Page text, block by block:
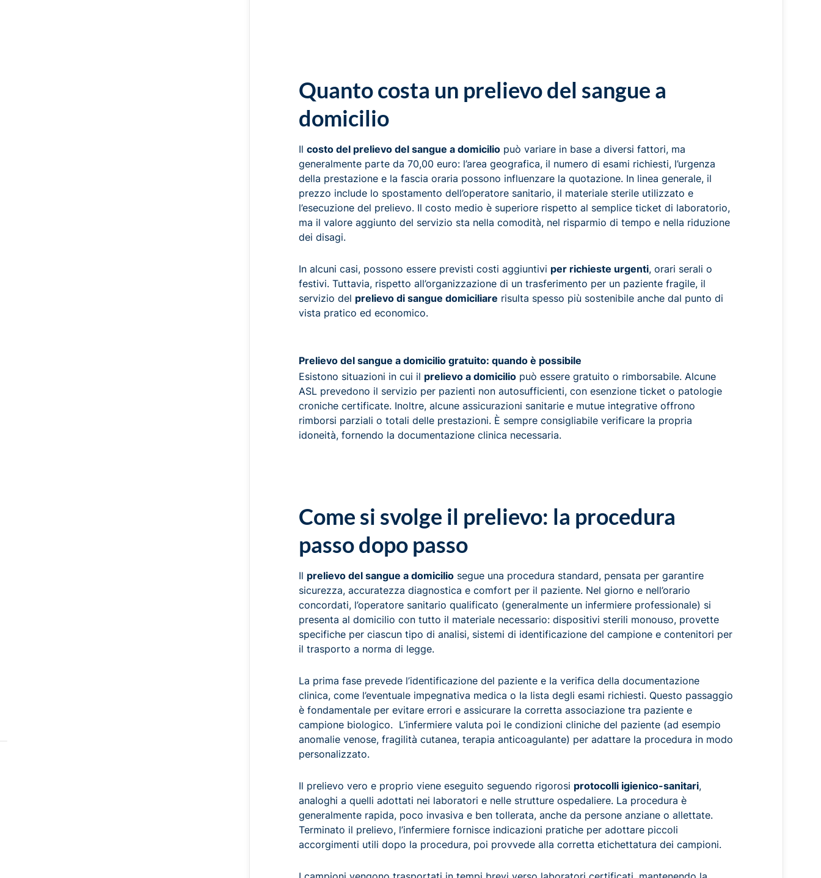
Quanto costa un prelievo del sangue a
domicilio
Il costo del prelievo del sangue a domiciliopuò variare in base a diversi fattori, ma
generalmente parte da 70,00 euro: l’area geografica, il numero di esami richiesti, l’urgenza
della prestazione e la fascia oraria possono influenzare la quotazione. In linea generale, il
prezzo include lo spostamento dell’operatore sanitario, il materiale sterile utilizzato e
l’esecuzione del prelievo. Il costo medio è superiore rispetto al semplice ticket di laboratorio,
ma il valore aggiunto del servizio sta nella comodità, nel risparmio di tempo e nella riduzione
dei disagi.
In alcuni casi, possono essere previsti costi aggiuntivi per richieste urgenti, orari serali o
festivi. Tuttavia, rispetto all’organizzazione di un trasferimento per un paziente fragile, il
servizio del prelievo di sangue domiciliare risulta spesso più sostenibile anche dal punto di
vista pratico ed economico.
Prelievo del sangue a domicilio gratuito: quando è possibile
Esistono situazioni in cui il prelievo a domiciliopuò essere gratuito o rimborsabile. Alcune
ASL prevedono il servizio per pazienti non autosufficienti, con esenzione ticket o patologie
croniche certificate. Inoltre, alcune assicurazioni sanitarie e mutue integrative offrono
rimborsi parziali o totali delle prestazioni. È sempre consigliabile verificare la propria
idoneità, fornendo la documentazione clinica necessaria.
Come si svolge il prelievo: la procedura
passo dopo passo
Il prelievo del sangue a domiciliosegue una procedura standard, pensata per garantire
sicurezza, accuratezza diagnostica e comfort per il paziente. Nel giorno e nell’orario
concordati, l’operatore sanitario qualificato (generalmente un infermiere professionale) si
presenta al domicilio con tutto il materiale necessario: dispositivi sterili monouso, provette
specifiche per ciascun tipo di analisi, sistemi di identificazione del campione e contenitori per
il trasporto a norma di legge.
La prima fase prevede l’identificazione del paziente e la verifica della documentazione
clinica, come l’eventuale impegnativa medica o la lista degli esami richiesti. Questo passaggio
è fondamentale per evitare errori e assicurare la corretta associazione tra paziente e
campione biologico. L’infermiere valuta poi le condizioni cliniche del paziente (ad esempio
anomalie venose, fragilità cutanea, terapia anticoagulante) per adattare la procedura in modo
personalizzato.
Il prelievo vero e proprio viene eseguito seguendo rigorosi protocolli igienico-sanitari,
analoghi a quelli adottati nei laboratori e nelle strutture ospedaliere. La procedura è
generalmente rapida, poco invasiva e ben tollerata, anche da persone anziane o allettate.
Terminato il prelievo, l’infermiere fornisce indicazioni pratiche per adottare piccoli
accorgimenti utili dopo la procedura, poi provvede alla corretta etichettatura dei campioni.